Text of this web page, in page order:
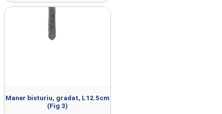
Maner bisturiu, gradat, L12.5cm
(Fig 3)